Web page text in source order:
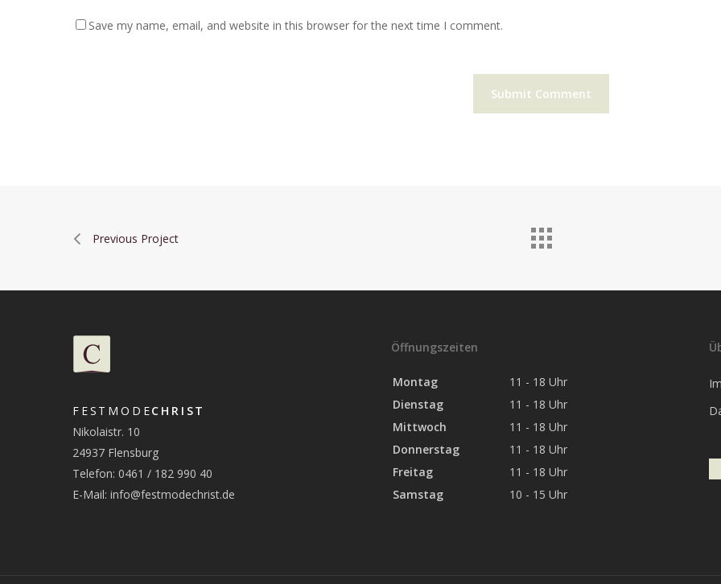
Save my name, email, and website in this browser for the next time I comment.
Previous Project
FESTMODECHRIST
Nikolaistr. 10
24937 Flensburg
Telefon: 0461 / 182 990 40
E-Mail: info@festmodechrist.de
Öffnungszeiten
Montag
11 - 18 Uhr
Dienstag
11 - 18 Uhr
Mittwoch
11 - 18 Uhr
Donnerstag
11 - 18 Uhr
Freitag
11 - 18 Uhr
Samstag
10 - 15 Uhr